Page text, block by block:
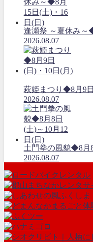
逢瀬祭 ～夏休み～
2026.08.07
萩姫まつり◆8月9
2026.08.07
土門拳の風貌◆8月
2026.08.07